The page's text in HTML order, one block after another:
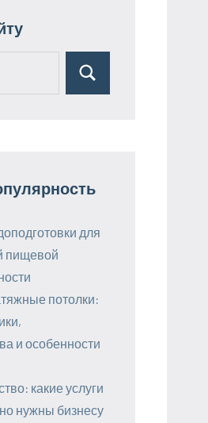
Поиск
для
пищевой
потолки:
и особенности
какие услуги
нужны бизнесу